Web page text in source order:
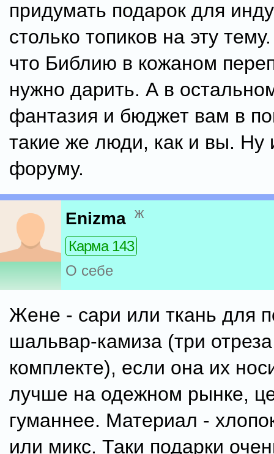
придумать подарок для
столько топиков на эту
что Библию в кожаном
нужно дарить. А в
фантазия и бюджет вам в
такие же люди, как и вы. Ну
форуму.
Enizma ж
Карма 143
О себе
Жене - сари или ткань для
шальвар-камиза (три
комплекте), если она их
лучше на одежном рынке,
гуманнее. Материал -
или микс. Таки подарки